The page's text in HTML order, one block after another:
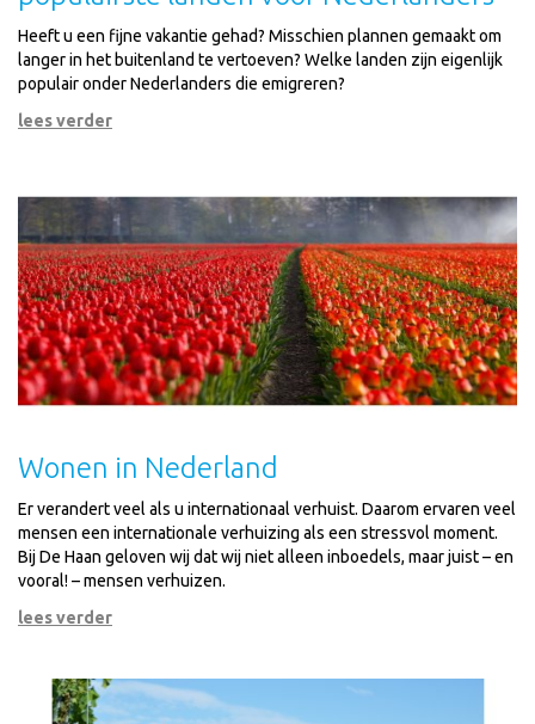
Heeft u een fijne vakantie gehad? Misschien plannen gemaakt om
langer in het buitenland te vertoeven? Welke landen zijn eigenlijk
populair onder Nederlanders die emigreren?
lees verder
Wonen in Nederland
Er verandert veel als u internationaal verhuist. Daarom ervaren veel
mensen een internationale verhuizing als een stressvol moment.
Bij De Haan geloven wij dat wij niet alleen inboedels, maar juist – en
vooral! – mensen verhuizen.
lees verder